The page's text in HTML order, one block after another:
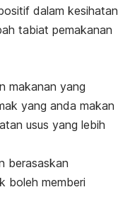
dalam kesihatan
tabiat pemakanan
makanan yang
yang anda makan
usus yang lebih
berasaskan
boleh memberi